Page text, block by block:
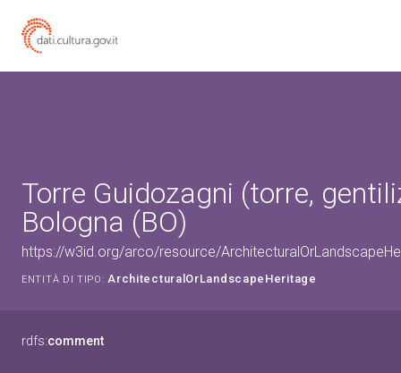
Torre Guidozagni (torre,
Bologna (BO)
https://w3id.org/arco/resource/
ENTITÀ DI TIPO: ArchitecturalOrLandscapeHeritage
rdfs:comment